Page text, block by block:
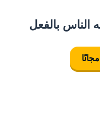
الناس بالفعل